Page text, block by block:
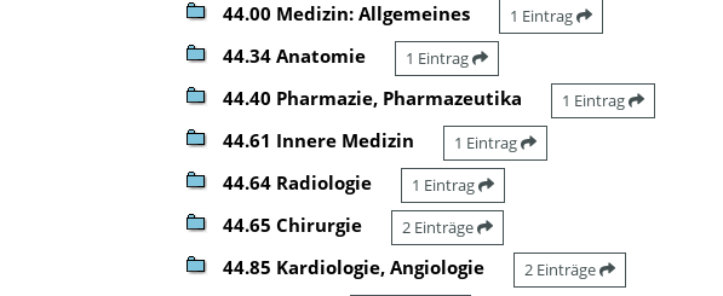
44.00 Medizin: Allgemeines 1 Eintrag
44.34 Anatomie 1 Eintrag
44.40 Pharmazie, Pharmazeutika 1 Eintrag
44.61 Innere Medizin 1 Eintrag
44.64 Radiologie 1 Eintrag
44.65 Chirurgie 2 Einträge
44.85 Kardiologie, Angiologie 2 Einträge